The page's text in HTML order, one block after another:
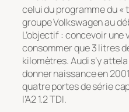
celui du programme du «
groupe Volkswagen au
L’objectif : concevoir
consommer que 3 litres
kilomètres. Audi s’y
donner naissance en
quatre portes de série
l’A2 1.2 TDI.